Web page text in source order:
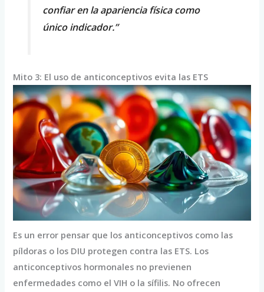
confiar en la apariencia física como
único indicador.”
Mito 3: El uso de anticonceptivos evita las ETS
Es un error pensar que los anticonceptivos como las
píldoras o los DIU protegen contra las ETS. Los
anticonceptivos hormonales no previenen
enfermedades como el VIH o la sífilis. No ofrecen